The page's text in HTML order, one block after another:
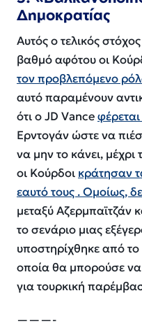
Δημοκρατίας
Αυτός ο τελικός
βαθμό αφότου οι
τονπροβλεπόμενο
αυτό παραμένουν
ότι ο JD Vance
Ερντογάν ώστε να
να μην το κάνει, μέχρι
οι Κούρδοι κράτησαν
εαυτό τους . Ομοίως,
μεταξύ Αζερμπαϊτζάν
το σενάριο μιας
υποστηρίχθηκε από
οποία θα μπορούσε
για τουρκική
———-